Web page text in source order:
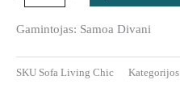
Living
Chic
Gamintojas: Samoa Divani
SKU Sofa Living Chic Kategorijos